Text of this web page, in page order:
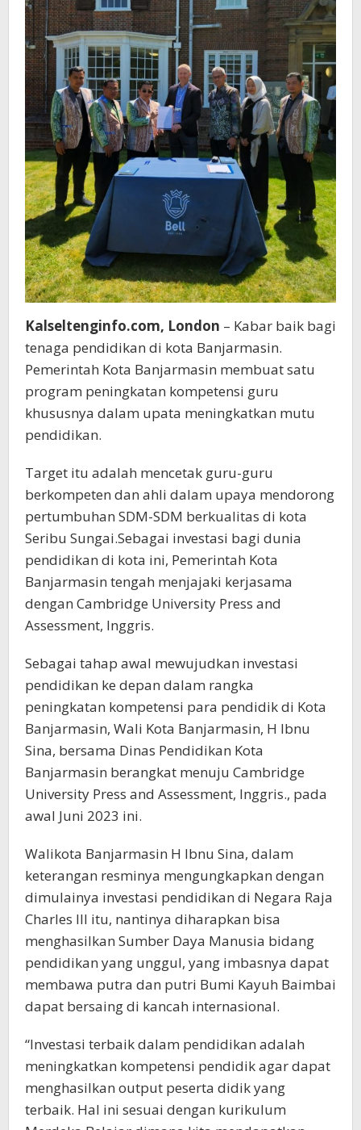
Kalseltenginfo.com, London – Kabar baik bagi
tenaga pendidikan di kota Banjarmasin.
Pemerintah Kota Banjarmasin membuat satu
program peningkatan kompetensi guru
khususnya dalam upata meningkatkan mutu
pendidikan.
Target itu adalah mencetak guru-guru
berkompeten dan ahli dalam upaya mendorong
pertumbuhan SDM-SDM berkualitas di kota
Seribu Sungai.Sebagai investasi bagi dunia
pendidikan di kota ini, Pemerintah Kota
Banjarmasin tengah menjajaki kerjasama
dengan Cambridge University Press and
Assessment, Inggris.
Sebagai tahap awal mewujudkan investasi
pendidikan ke depan dalam rangka
peningkatan kompetensi para pendidik di Kota
Banjarmasin, Wali Kota Banjarmasin, H Ibnu
Sina, bersama Dinas Pendidikan Kota
Banjarmasin berangkat menuju Cambridge
University Press and Assessment, Inggris., pada
awal Juni 2023 ini.
Walikota Banjarmasin H Ibnu Sina, dalam
keterangan resminya mengungkapkan dengan
dimulainya investasi pendidikan di Negara Raja
Charles III itu, nantinya diharapkan bisa
menghasilkan Sumber Daya Manusia bidang
pendidikan yang unggul, yang imbasnya dapat
membawa putra dan putri Bumi Kayuh Baimbai
dapat bersaing di kancah internasional.
“Investasi terbaik dalam pendidikan adalah
meningkatkan kompetensi pendidik agar dapat
menghasilkan output peserta didik yang
terbaik. Hal ini sesuai dengan kurikulum